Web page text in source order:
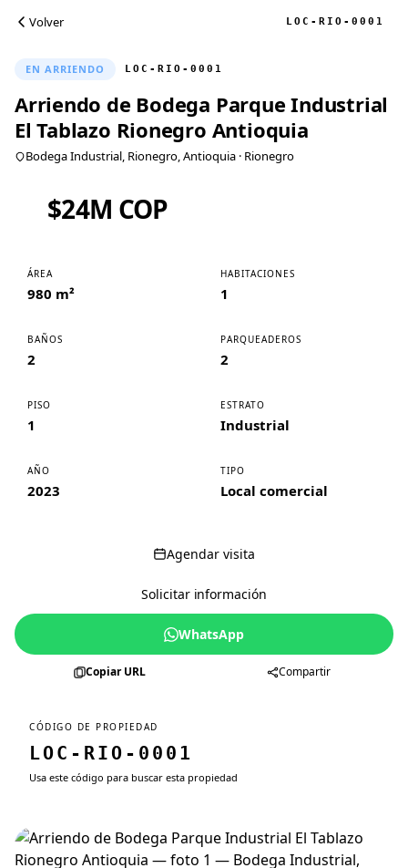
Volver LOC-RIO-0001
EN ARRIENDO LOC-RIO-0001
Arriendo de Bodega Parque Industrial
El Tablazo Rionegro Antioquia
Bodega Industrial, Rionegro, Antioquia · Rionegro
$24M COP
ÁREA
980 m²
HABITACIONES
1
BAÑOS
2
PARQUEADEROS
2
PISO
1
ESTRATO
Industrial
AÑO
2023
TIPO
Local comercial
Agendar visita
Solicitar información
WhatsApp
Copiar URL Compartir
CÓDIGO DE PROPIEDAD
LOC-RIO-0001
Usa este código para buscar esta propiedad